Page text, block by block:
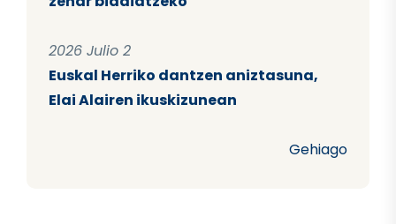
2026 Julio 2
Euskal Herriko dantzen aniztasuna,
Elai Alairen ikuskizunean
Gehiago